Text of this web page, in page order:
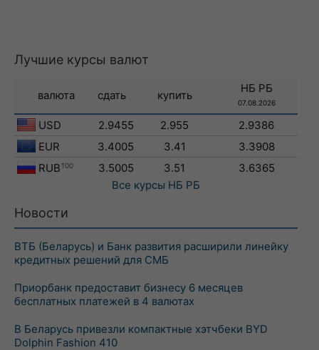
Лучшие курсы валют
валюта сдать купить
НБ РБ
07.08.2026
USD 2.9455 2.955
2.9386
EUR
3.4005 3.41
3.3908
RUB 100 3.5005 3.51
3.6365
Все курсы НБ РБ
Новости
ВТБ (Беларусь) и Банк развития расширили линейку
кредитных решений для СМБ
Приорбанк предоставит бизнесу 6 месяцев
бесплатных платежей в 4 валютах
В Беларусь привезли компактные хэтчбеки BYD
Dolphin Fashion 410